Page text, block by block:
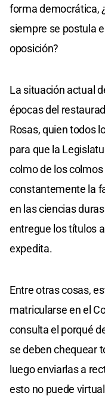
forma democrática,
siempre se postula
oposición?
La situación actual
épocas del
Rosas, quien todos
para que la
colmo de los
constantemente la
en las ciencias
entregue los títulos
expedita.
Entre otras cosas,
matricularse en el
consulta el porqué
se deben chequear
luego enviarlas a
esto no puede